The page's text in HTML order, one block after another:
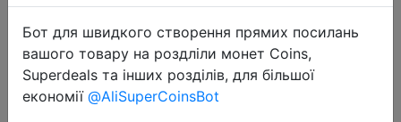
Бот для швидкого створення прямих посилань
вашого товару на роздліли монет Coins,
Superdeals та інших розділів, для більшої
економії @AliSuperCoinsBot